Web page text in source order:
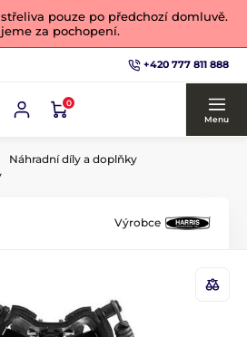
pouze po předchozí domluvě.
za pochopení.
+420 777 811 888
0
Menu
Náhradní díly a doplňky
Výrobce